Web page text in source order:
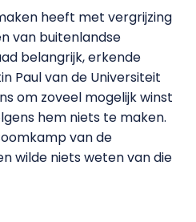
heeft met vergrijzing
van buitenlandse
belangrijk, erkende
Paul van de Universiteit
om zoveel mogelijk winst
hem niets te maken.
van de
wilde niets weten van die